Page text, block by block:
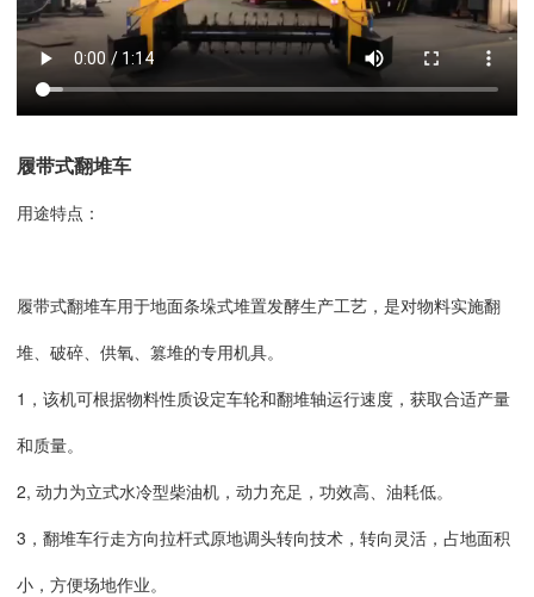
履带式翻堆车
用途特点：
履带式翻堆车用于地面条垛式堆置发酵生产工艺，是对物料实施翻
堆、破碎、供氧、篡堆的专用机具。
1，该机可根据物料性质设定车轮和翻堆轴运行速度，获取合适产量
和质量。
2, 动力为立式水冷型柴油机，动力充足，功效高、油耗低。
3，翻堆车行走方向拉杆式原地调头转向技术，转向灵活，占地面积
小，方便场地作业。